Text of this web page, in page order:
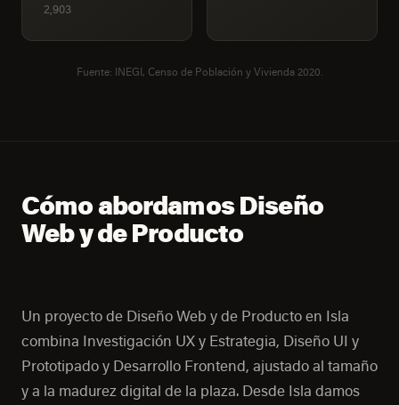
2,903
Fuente: INEGI, Censo de Población y Vivienda 2020.
Cómo abordamos Diseño
Web y de Producto
Un proyecto de Diseño Web y de Producto en Isla
combina Investigación UX y Estrategia, Diseño UI y
Prototipado y Desarrollo Frontend, ajustado al tamaño
y a la madurez digital de la plaza. Desde Isla damos